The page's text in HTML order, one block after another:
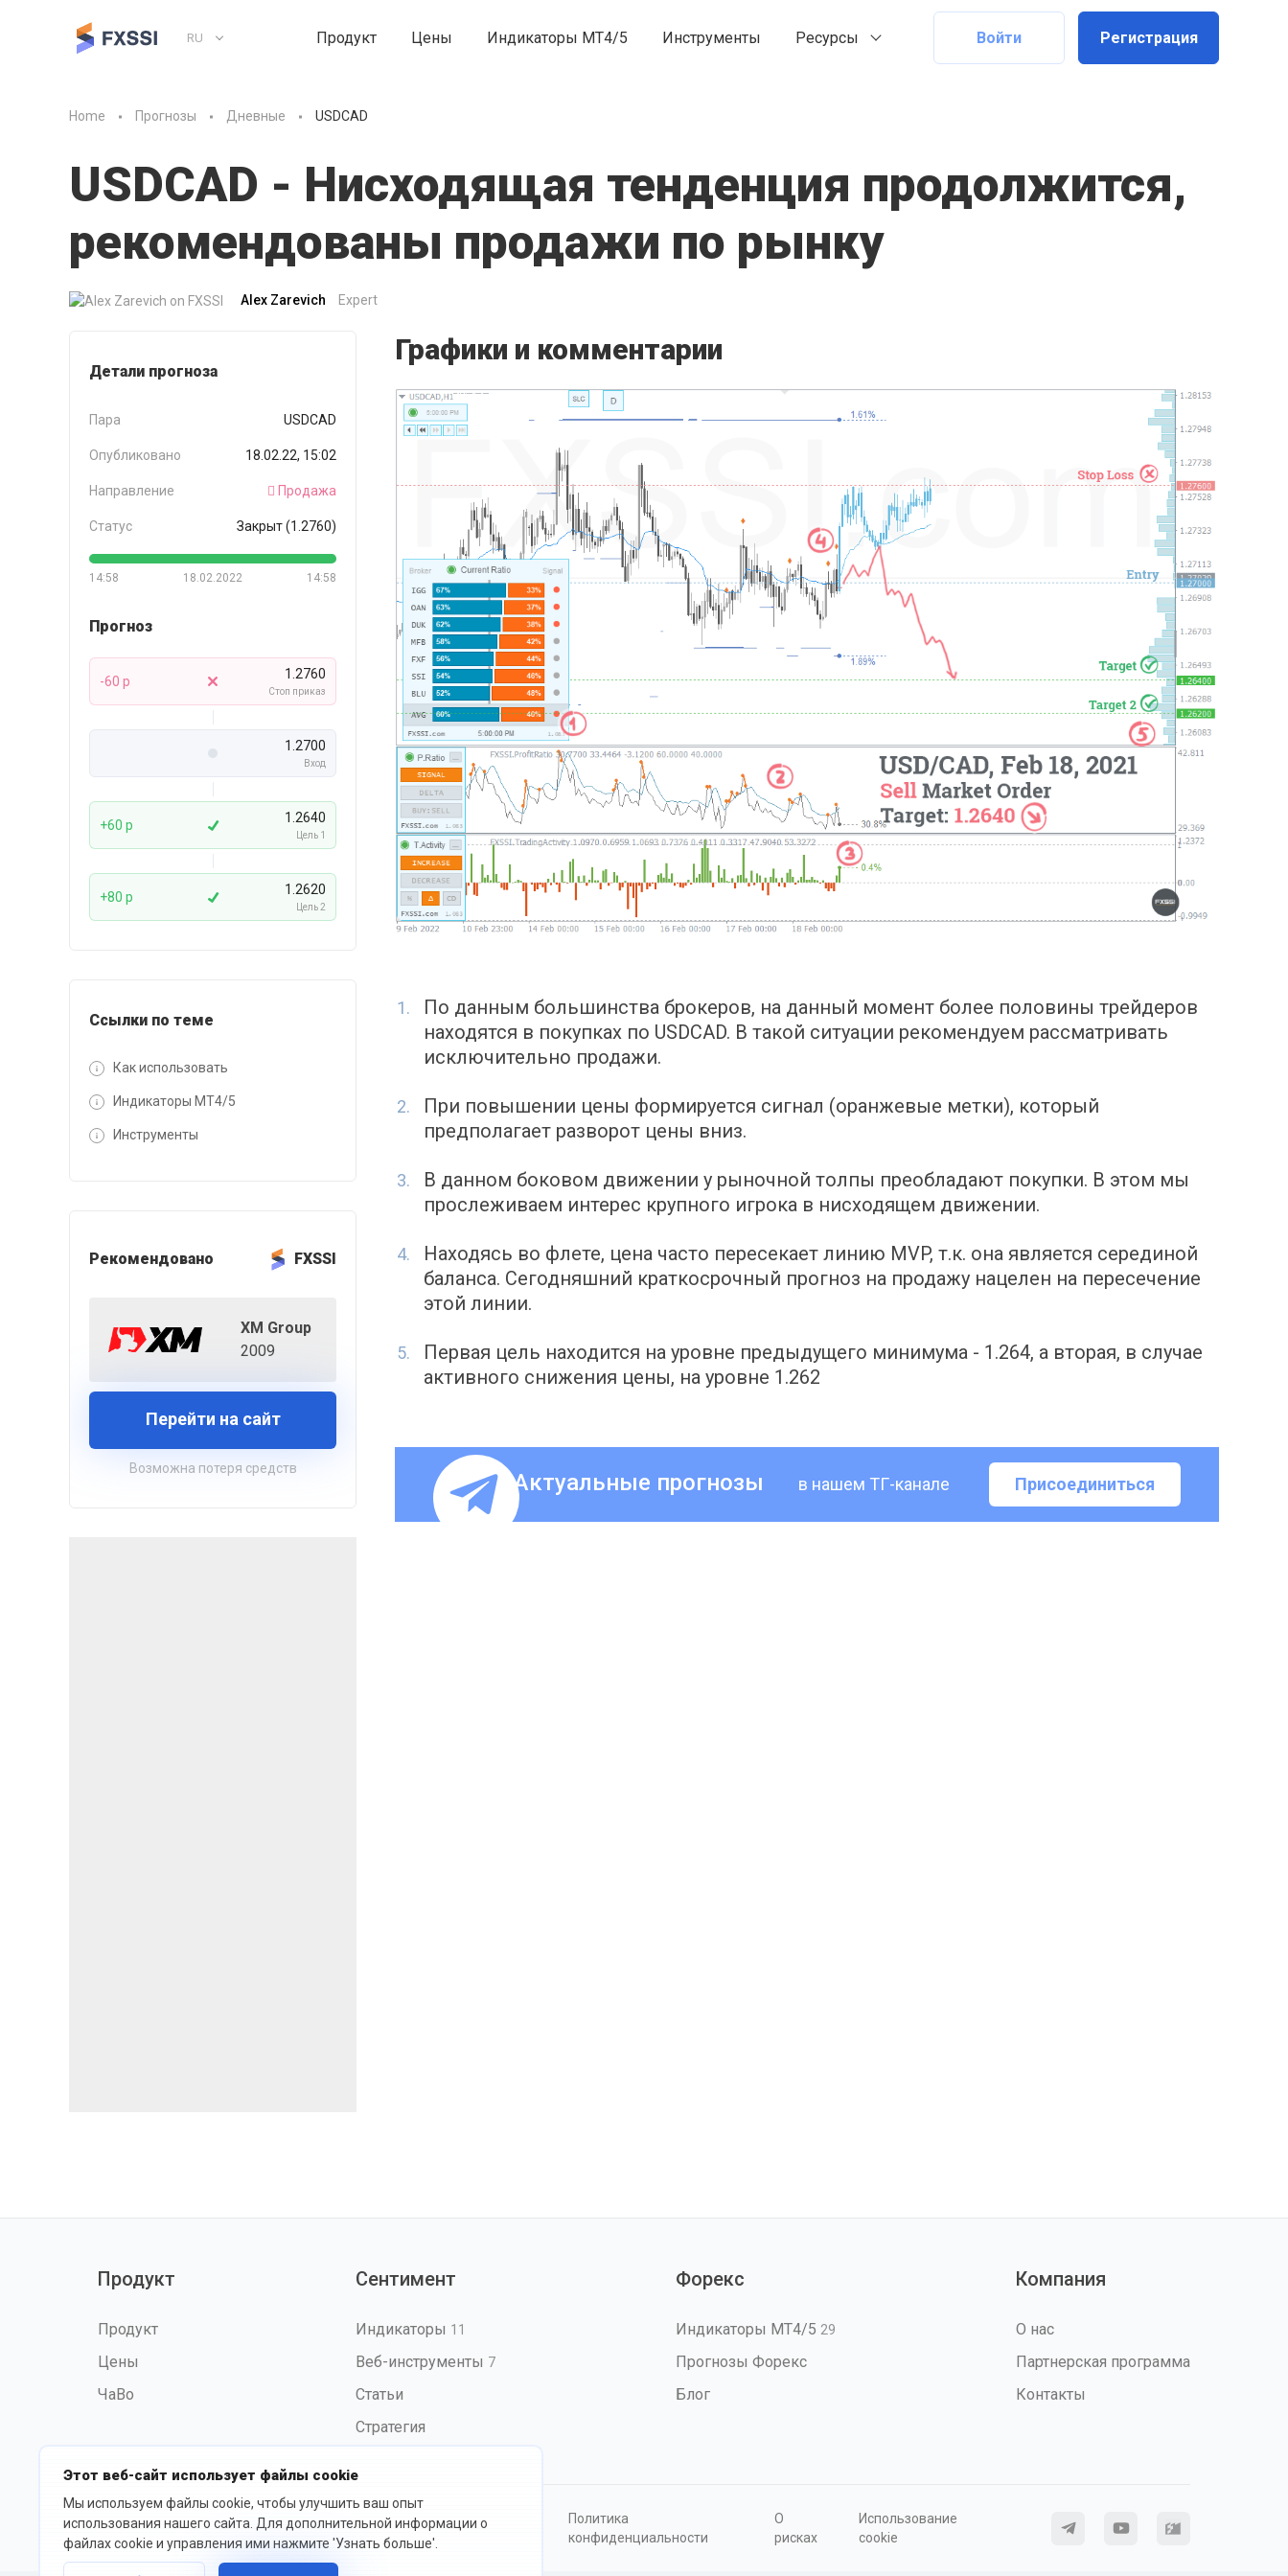
Этот веб-сайт использует файлы cookie
Мы используем файлы cookie, чтобы улучшить ваш опыт
использования нашего сайта. Для дополнительной информации о
файлах cookie и управления ими нажмите 'Узнать больше'.
RU Продукт Цены Индикаторы MT4/5 Инструменты Ресурсы Войти Регистрация
Home Прогнозы Дневные USDCAD
USDCAD - Нисходящая тенденция продолжится,
рекомендованы продажи по рынку
Alex Zarevich Expert
Детали прогноза
Пара USDCAD
Опубликовано 18.02.22, 15:02
Направление Продажа
Статус Закрыт (1.2760)
14:58 14:58
18.02.2022
Прогноз
-60 p 1.2760
Стоп приказ
1.2700
Вход
+60 p 1.2640
Цель 1
+80 p 1.2620
Цель 2
Ссылки по теме
Как использовать
Индикаторы MT4/5
Инструменты
Рекомендовано FXSSI
XM Group
2009
Перейти на сайт
Возможна потеря средств
Графики и комментарии
По данным большинства брокеров, на данный момент более половины трейдеров
находятся в покупках по USDCAD. В такой ситуации рекомендуем рассматривать
исключительно продажи.
При повышении цены формируется сигнал (оранжевые метки), который
предполагает разворот цены вниз.
В данном боковом движении у рыночной толпы преобладают покупки. В этом мы
прослеживаем интерес крупного игрока в нисходящем движении.
Находясь во флете, цена часто пересекает линию MVP, т.к. она является серединой
баланса. Сегодняшний краткосрочный прогноз на продажу нацелен на пересечение
этой линии.
Первая цель находится на уровне предыдущего минимума - 1.264, а вторая, в случае
активного снижения цены, на уровне 1.262
Актуальные прогнозы в нашем ТГ-канале Присоединиться
Продукт
Продукт
Цены
ЧаВо
Сентимент
Индикаторы 11
Веб-инструменты 7
Статьи
Стратегия
Форекс
Индикаторы MT4/5 29
Прогнозы Форекс
Блог
Компания
О нас
Партнерская программа
Контакты
©2026 fxssi.com Все права
защищены
Условия
использования
Политика
конфиденциальности
О
рисках
Использование
cookie